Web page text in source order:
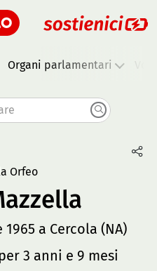
Organi parlamentari
a Cercola (NA)
3 anni e 9 mesi